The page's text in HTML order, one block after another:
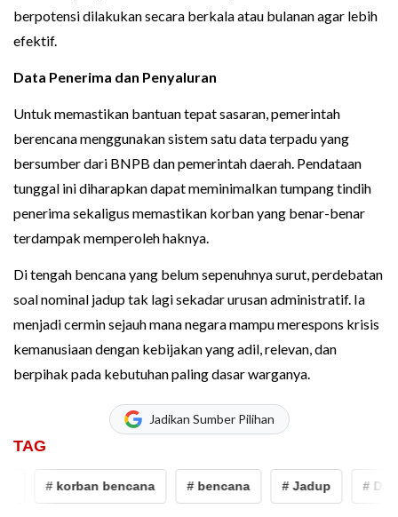
berpotensi dilakukan secara berkala atau bulanan agar lebih
efektif.
Data Penerima dan Penyaluran
Untuk memastikan bantuan tepat sasaran, pemerintah
berencana menggunakan sistem satu data terpadu yang
bersumber dari BNPB dan pemerintah daerah. Pendataan
tunggal ini diharapkan dapat meminimalkan tumpang tindih
penerima sekaligus memastikan korban yang benar-benar
terdampak memperoleh haknya.
Di tengah bencana yang belum sepenuhnya surut, perdebatan
soal nominal jadup tak lagi sekadar urusan administratif. Ia
menjadi cermin sejauh mana negara mampu merespons krisis
kemanusiaan dengan kebijakan yang adil, relevan, dan
berpihak pada kebutuhan paling dasar warganya.
Jadikan Sumber Pilihan
TAG
# korban bencana # bencana # Jadup # Dana